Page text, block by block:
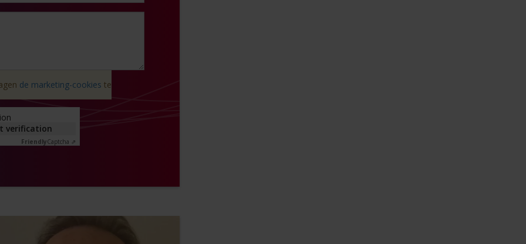
de marketing-cookies te
verification
FriendlyCaptcha ⇗